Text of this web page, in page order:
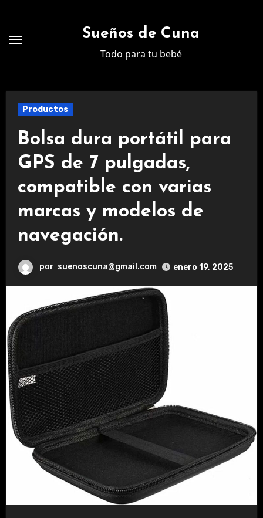
contenido
Sueños de Cuna
Todo para tu bebé
Productos
Bolsa dura portátil para
GPS de 7 pulgadas,
compatible con varias
marcas y modelos de
navegación.
por suenoscuna@gmail.com enero 19, 2025